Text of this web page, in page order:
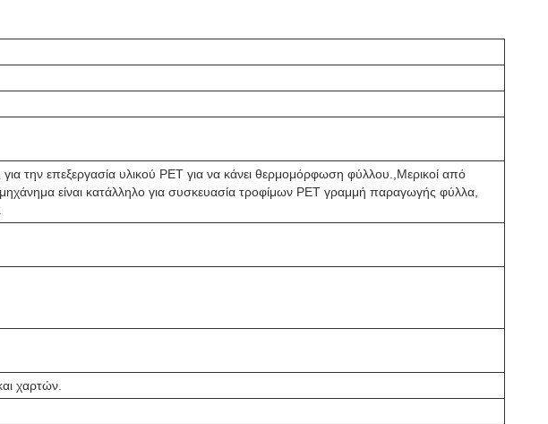
την επεξεργασία υλικού PET για να κάνει θερμομόρφωση φύλλου.,Μερικοί από
είναι κατάλληλο για συσκευασία τροφίμων PET γραμμή παραγωγής φύλλα,
χαρτών.